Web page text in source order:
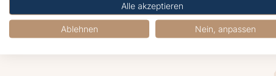
Meldet
Alle akzeptieren
Ablehnen Nein, anpassen